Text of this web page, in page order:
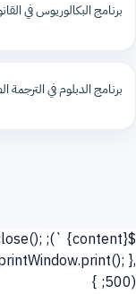
برنامج البكالوريوس في
برنامج الدبلوم في الترجمة
${content}
},
500); }